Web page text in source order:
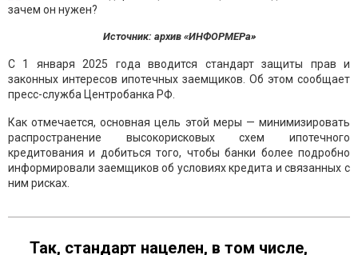
Источник: архив «ИНФОРМЕРа»
С 1 января 2025 года вводится стандарт защиты прав и
законных интересов ипотечных заемщиков. Об этом сообщает
пресс-служба Центробанка РФ.
Как отмечается, основная цель этой меры — минимизировать
распространение высокорисковых схем ипотечного
кредитования и добиться того, чтобы банки более подробно
информировали заемщиков об условиях кредита и связанных с
ним рисках.
Так, стандарт нацелен, в том числе,